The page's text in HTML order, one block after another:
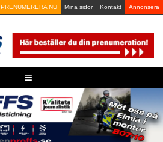
PRENUMERERA NU Mina sidor Kontakt Annonsera
≡